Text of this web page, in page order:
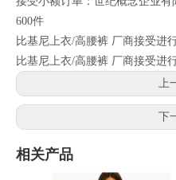
600件
比基尼上衣/高腰裤 厂商接受进
比基尼上衣/高腰裤 厂商接受进
上
下
相关产品